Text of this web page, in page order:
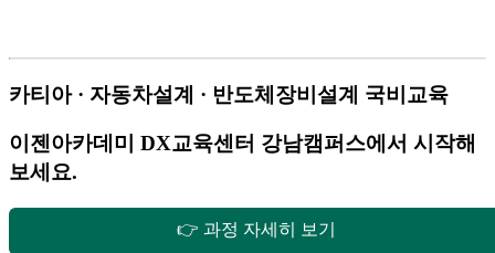
카티아 · 자동차설계 · 반도체장비설계 국비교육
이젠아카데미 DX교육센터 강남캠퍼스에서 시작해
보세요.
👉 과정 자세히 보기